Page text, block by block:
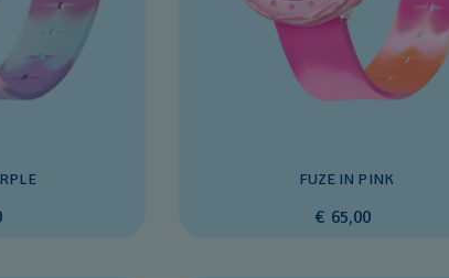
FUZE IN PINK
€ 65,00